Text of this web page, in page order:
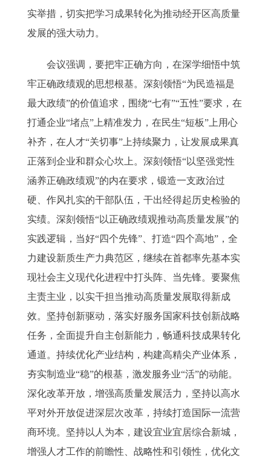
实举措，切实把学习成果转化为推动经开区高质量
发展的强大动力。
会议强调，要把牢正确方向，在深学细悟中筑
牢正确政绩观的思想根基。深刻领悟“为民造福是
最大政绩”的价值追求，围绕“七有”“五性”要求，在
打通企业“堵点”上精准发力，在民生“短板”上用心
补齐，在人才“关切事”上持续聚力，让发展成果真
正落到企业和群众心坎上。深刻领悟“以坚强党性
涵养正确政绩观”的内在要求，锻造一支政治过
硬、作风扎实的干部队伍，干出经得起历史检验的
实绩。深刻领悟“以正确政绩观推动高质量发展”的
实践逻辑，当好“四个先锋”、打造“四个高地”，全
力建设新质生产力典范区，继续在首都率先基本实
现社会主义现代化进程中打头阵、当先锋。要聚焦
主责主业，以实干担当推动高质量发展取得新成
效。坚持创新驱动，落实好服务国家科技创新战略
任务，全面提升自主创新能力，畅通科技成果转化
通道。持续优化产业结构，构建高精尖产业体系，
夯实制造业“稳”的根基，激发服务业“活”的动能。
深化改革开放，增强高质量发展活力，坚持以高水
平对外开放促进深层次改革，持续打造国际一流营
商环境。坚持以人为本，建设宜业宜居综合新城，
增强人才工作的前瞻性、战略性和引领性，优化文